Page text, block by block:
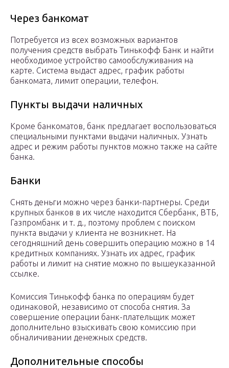
Через банкомат
Потребуется из всех возможных вариантов
получения средств выбрать Тинькофф Банк и найти
необходимое устройство самообслуживания на
карте. Система выдаст адрес, график работы
банкомата, лимит операции, телефон.
Пункты выдачи наличных
Кроме банкоматов, банк предлагает воспользоваться
специальными пунктами выдачи наличных. Узнать
адрес и режим работы пунктов можно также на сайте
банка.
Банки
Снять деньги можно через банки-партнеры. Среди
крупных банков в их числе находится Сбербанк, ВТБ,
Газпромбанк и т. д., поэтому проблем с поиском
пункта выдачи у клиента не возникнет. На
сегодняшний день совершить операцию можно в 14
кредитных компаниях. Узнать их адрес, график
работы и лимит на снятие можно по вышеуказанной
ссылке.
Комиссия Тинькофф банка по операциям будет
одинаковой, независимо от способа снятия. За
совершение операции банк-плательщик может
дополнительно взыскивать свою комиссию при
обналичивании денежных средств.
Дополнительные способы